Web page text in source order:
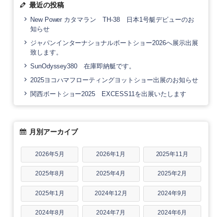
最近の投稿
New Power カタマラン TH-38 日本1号艇デビューのお
知らせ
ジャパンインターナショナルボートショー2026へ展示出展
致します。
SunOdyssey380 在庫即納艇です。
2025ヨコハマフローティングヨットショー出展のお知らせ
関西ボートショー2025 EXCESS11を出展いたします
月別アーカイブ
2026年5月 2026年1月 2025年11月
2025年8月 2025年4月 2025年2月
2025年1月 2024年12月 2024年9月
2024年8月 2024年7月 2024年6月